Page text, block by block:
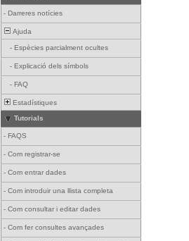
- Darreres notícies
Ajuda
- Espècies parcialment ocultes
- Explicació dels símbols
- FAQ
Estadístiques
Tutorials
- FAQS
- Com registrar-se
- Com entrar dades
- Com introduir una llista completa
- Com consultar i editar dades
- Com fer consultes avançades